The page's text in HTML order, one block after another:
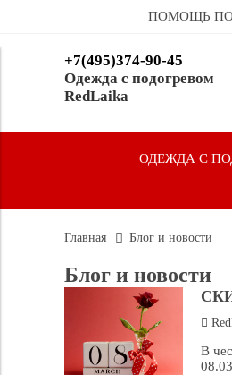
ПОМОЩЬ
+7(495)374-90-45
Одежда с подогревом
RedLaika
ОДЕЖДА С
Главная Блог и новости
Блог и новости
В